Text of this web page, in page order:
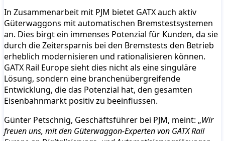
In Zusammenarbeit mit PJM bietet GATX auch aktiv
Güterwaggons mit automatischen Bremstestsystemen
an. Dies birgt ein immenses Potenzial für Kunden, da sie
durch die Zeitersparnis bei den Bremstests den Betrieb
erheblich modernisieren und rationalisieren können.
GATX Rail Europe sieht dies nicht als eine singuläre
Lösung, sondern eine branchenübergreifende
Entwicklung, die das Potenzial hat, den gesamten
Eisenbahnmarkt positiv zu beeinflussen.
Günter Petschnig, Geschäftsführer bei PJM, meint: „Wir
freuen uns, mit den Güterwaggon-Experten von GATX Rail